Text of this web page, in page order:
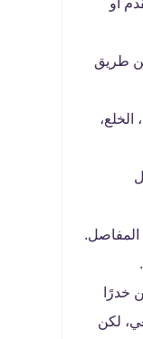
أو
طريق
الخلع،
المفاصل.
خدرًا
لكن